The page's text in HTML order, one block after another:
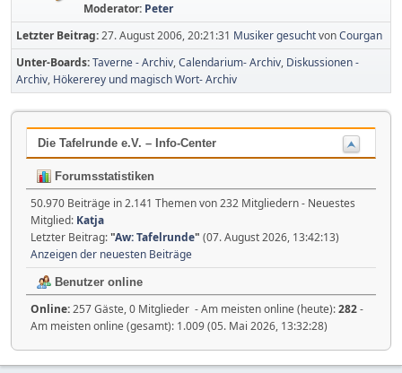
Moderator: Peter
Letzter Beitrag:27. August 2006, 20:21:31 Musiker gesuchtvonCourgan
Unter-Boards Taverne - Archiv Calendarium- Archiv Diskussionen -
Archiv Hökererey und magisch Wort- Archiv
Die Tafelrunde e.V. – Info-Center
Forumsstatistiken
50.970 Beiträge in 2.141 Themen von 232 Mitgliedern - Neuestes
Mitglied: Katja
Letzter Beitrag:"Aw: Tafelrunde" (07. August 2026, 13:42:13)
Anzeigen der neuesten Beiträge
Benutzer online
Online:257 Gäste, 0 Mitglieder - Am meisten online (heute):282-
Am meisten online (gesamt): 1.009 (05. Mai 2026, 13:32:28)